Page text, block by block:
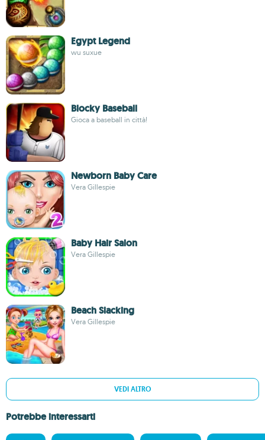
Egypt Legend
wu suxue
Blocky Baseball
Gioca a baseball in città!
Newborn Baby Care
Vera Gillespie
Baby Hair Salon
Vera Gillespie
Beach Slacking
Vera Gillespie
VEDI ALTRO
Potrebbe interessarti